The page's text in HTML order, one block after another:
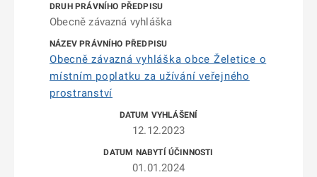
Obecně závazná vyhláška
Obecně závazná vyhláška obce Želetice o
místním poplatku za užívání veřejného
prostranství
12.12.2023
01.01.2024